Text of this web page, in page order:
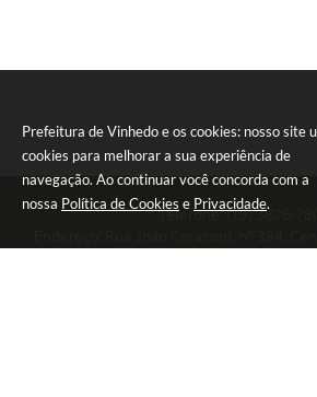
Prefeitura de Vinhedo e os cookies: nosso site
cookies para melhorar a sua experiência de
navegação. Ao continuar você concorda com a
nossa Política de Cookies e Privacidade.
Telefone: (19) 3826-
Endereço: Rua João Corazzari, nº 394,